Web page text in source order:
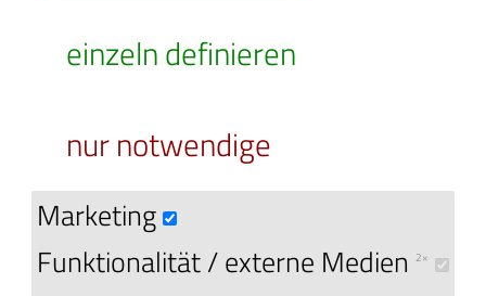
nach der aktuell vorherrschenden
einzeln definieren
nur notwendige
Marketing
Funktionalität / externe Medien 2×